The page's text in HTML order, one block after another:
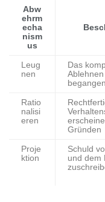
Abw
ehrm
echa
nism
us
Leug
nen
Das
Ratio
nalisi
eren
Gründen
Proje
ktion
Schuld
und dem